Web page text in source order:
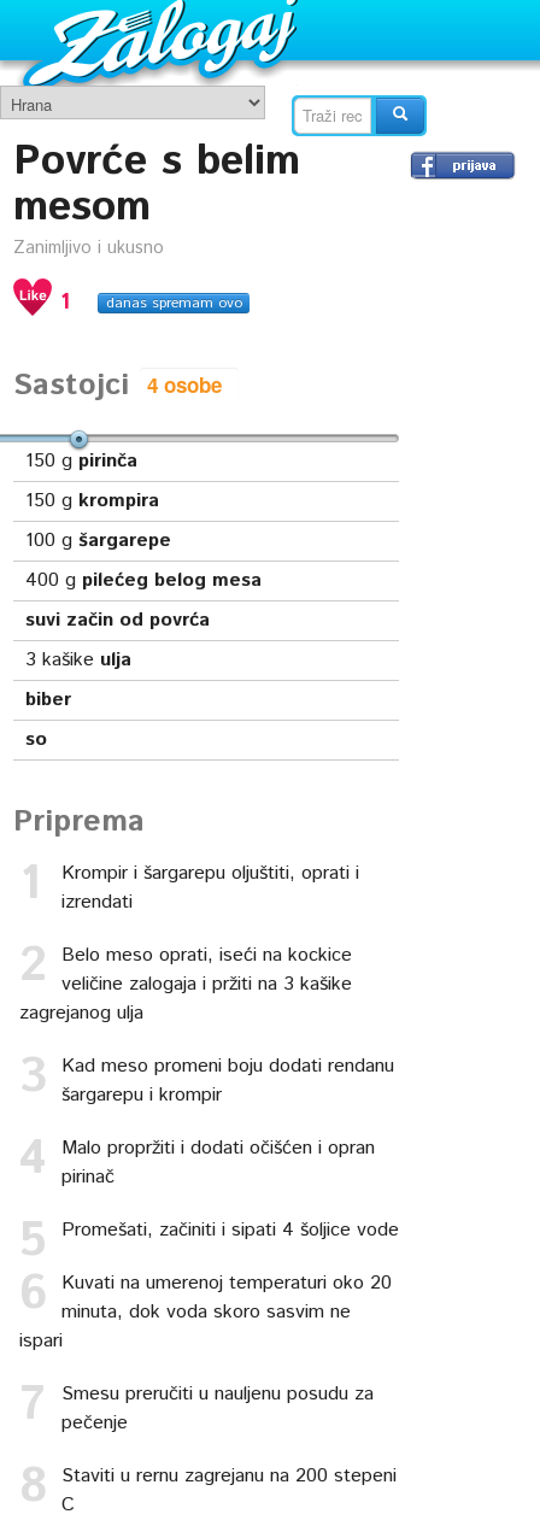
Povrće s belim
mesom
Zanimljivo i ukusno
1 danas spremam ovo
Sastojci
150 g pirinča
150 g krompira
100 gšargarepe
400 g pilećeg belog mesa
suvi začin od povrća
3 kašike ulja
biber
so
Priprema
Krompir i šargarepu oljuštiti, oprati i
izrendati
Belo meso oprati, iseći na kockice
veličine zalogaja i pržiti na 3 kašike
zagrejanog ulja
Kad meso promeni boju dodati rendanu
šargarepu i krompir
Malo propržiti i dodati očišćen i opran
pirinač
Promešati, začiniti i sipati 4 šoljice vode
Kuvati na umerenoj temperaturi oko 20
minuta, dok voda skoro sasvim ne
ispari
Smesu preručiti u nauljenu posudu za
pečenje
Staviti u rernu zagrejanu na 200 stepeni
C